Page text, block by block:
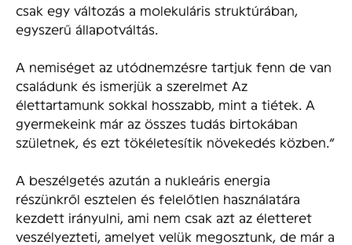
csak egy változás a molekuláris struktúrában,
egyszerű állapotváltás.
A nemiséget az utódnemzésre tartjuk fenn de van
családunk és ismerjük a szerelmet Az
élettartamunk sokkal hosszabb, mint a tiétek. A
gyermekeink már az összes tudás birtokában
születnek, és ezt tökéletesítik növekedés közben.”
A beszélgetés azután a nukleáris energia
részünkről esztelen és felelőtlen használatára
kezdett irányulni, ami nem csak azt az életteret
veszélyezteti, amelyet velük megosztunk, de már a